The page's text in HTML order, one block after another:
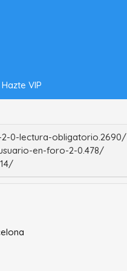
VIP
0-lectura-obligatorio.2690/
en-foro-2-0.478/